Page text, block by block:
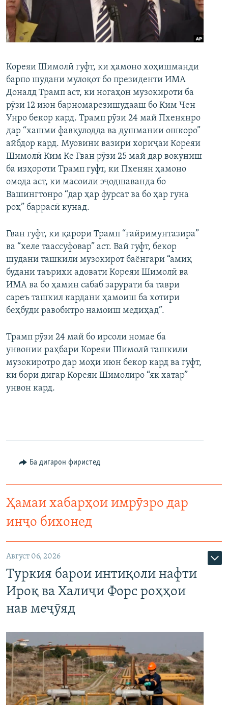
ГУЗОРИШҲОИ РАДИОӢ
Русский
Ҳамаи сомонаҳои RFE/RL
Кореяи Шимолӣ гуфт, ки ҳамоно хоҳишманди
барпо шудани мулоқот бо президенти ИМА
Доналд Трамп аст, ки ногаҳон музокироти ба
рӯзи 12 июн барномарезишудааш бо Ким Чен
Унро бекор кард. Трамп рӯзи 24 май Пхенянро
дар “хашми фавқулодда ва душмании ошкоро”
айбдор кард. Муовини вазири хориҷаи Кореяи
Шимолӣ Ким Ке Гван рӯзи 25 май дар вокуниш
ба изҳороти Трамп гуфт, ки Пхенян ҳамоно
омода аст, ки масоили эҷодшаванда бо
Вашингтонро “дар ҳар фурсат ва бо ҳар гуна
роҳ” баррасӣ кунад.
Гван гуфт, ки қарори Трамп “ғайримунтазира”
ва “хеле таассуфовар” аст. Вай гуфт, бекор
шудани ташкили музокирот баёнгари “амиқ
будани таърихи адовати Кореяи Шимолӣ ва
ИМА ва бо ҳамин сабаб зарурати ба таври
сареъ ташкил кардани ҳамоиш ба хотири
беҳбуди равобитро намоиш медиҳад”.
Трамп рӯзи 24 май бо ирсоли номае ба
унвонии раҳбари Кореяи Шимолӣ ташкили
музокиротро дар моҳи июн бекор кард ва гуфт,
ки бори дигар Кореяи Шимолиро “як хатар”
унвон кард.
Ба дигарон фиристед
Ҳамаи хабарҳои имрӯзро дар
инҷо бихонед
Август 06, 2026
Туркия барои интиқоли нафти
Ироқ ва Халиҷи Форс роҳҳои
нав меҷӯяд